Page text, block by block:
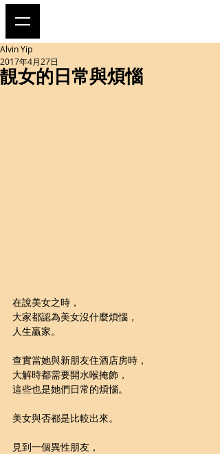
靚女的日常與煩惱
Alvin Yip
2017年4月27日
在說美女之時，
大家都認為美女沒什麼煩惱，
人生贏家。
查實當她與新朋友住酒店房時，
大解時都需要開水喉掩飾，
這些也是她們日常的煩惱。
美女與否都是比較出來。
見到一個異性朋友，